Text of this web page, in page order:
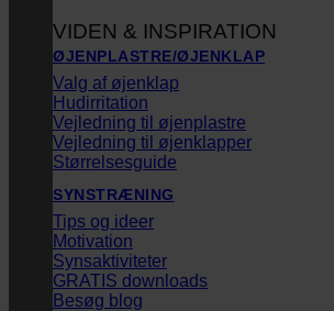
VIDEN & INSPIRATION
ØJENPLASTRE/ØJENKLAP
Valg af øjenklap
Hudirritation
Vejledning til øjenplastre
Vejledning til øjenklapper
Størrelsesguide
SYNSTRÆNING
Tips og ideer
Motivation
Synsaktiviteter
GRATIS downloads
Besøg blog